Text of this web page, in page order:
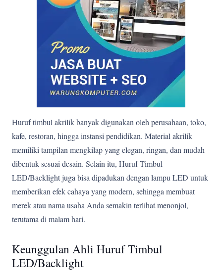
Huruf timbul akrilik banyak digunakan oleh perusahaan, toko,
kafe, restoran, hingga instansi pendidikan. Material akrilik
memiliki tampilan mengkilap yang elegan, ringan, dan mudah
dibentuk sesuai desain. Selain itu, Huruf Timbul
LED/Backlight juga bisa dipadukan dengan lampu LED untuk
memberikan efek cahaya yang modern, sehingga membuat
merek atau nama usaha Anda semakin terlihat menonjol,
terutama di malam hari.
Keunggulan Ahli Huruf Timbul
LED/Backlight